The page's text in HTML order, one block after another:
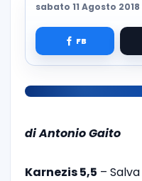
sabato 11 Agosto 2018
di Antonio Gaito
Karnezis 5,5 –